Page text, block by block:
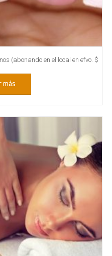
(abonando en el local en efvo. $
más